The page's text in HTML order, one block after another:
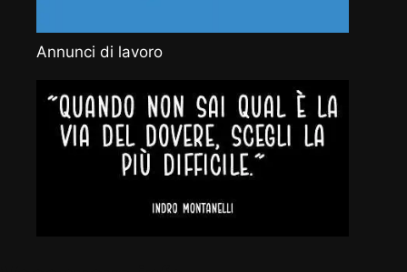
Annunci di lavoro